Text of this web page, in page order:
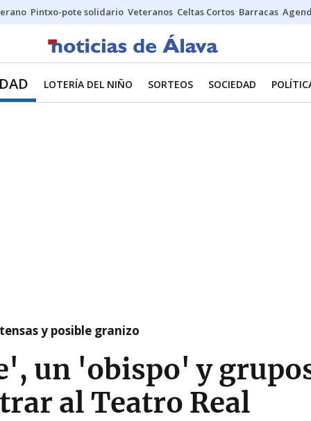
Pintxo-pote solidario Veteranos Celtas Cortos Barracas
LOTERÍA DEL NIÑO SORTEOS SOCIEDAD
y posible granizo
un 'obispo' y
al Teatro Real